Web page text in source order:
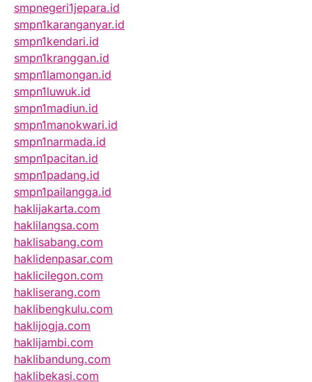
smpnegeri1jepara.id
smpn1karanganyar.id
smpn1kendari.id
smpn1kranggan.id
smpn1lamongan.id
smpn1luwuk.id
smpn1madiun.id
smpn1manokwari.id
smpn1narmada.id
smpn1pacitan.id
smpn1padang.id
smpn1pailangga.id
haklijakarta.com
haklilangsa.com
haklisabang.com
haklidenpasar.com
haklicilegon.com
hakliserang.com
haklibengkulu.com
haklijogja.com
haklijambi.com
haklibandung.com
haklibekasi.com